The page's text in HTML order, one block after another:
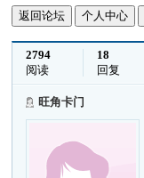
返回论坛 个人中心
2794
阅读
18
回复
旺角卡门